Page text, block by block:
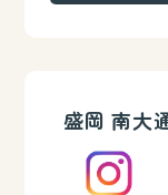
盛岡 南大